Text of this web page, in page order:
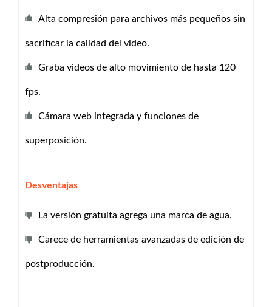
Alta compresión para archivos más pequeños sin
sacrificar la calidad del video.
Graba videos de alto movimiento de hasta 120
fps.
Cámara web integrada y funciones de
superposición.
Desventajas
La versión gratuita agrega una marca de agua.
Carece de herramientas avanzadas de edición de
postproducción.